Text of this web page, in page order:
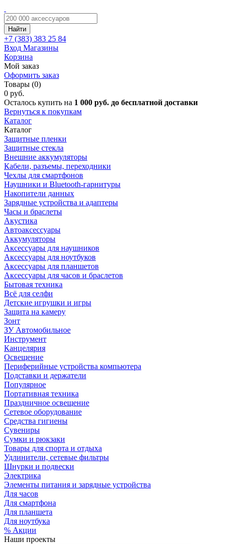
Найти
+7 (383) 383 25 84
Вход Магазины
Корзина
Мой заказ
Оформить заказ
Товары (0)
0 руб.
Осталось купить на 1 000 руб. до бесплатной доставки
Вернуться к покупкам
Каталог
Каталог
Защитные пленки
Защитные стекла
Внешние аккумуляторы
Кабели, разъемы, переходники
Чехлы для смартфонов
Наушники и Bluetooth-гарнитуры
Накопители данных
Зарядные устройства и адаптеры
Часы и браслеты
Акустика
Автоаксессуары
Аккумуляторы
Аксессуары для наушников
Аксессуары для ноутбуков
Аксессуары для планшетов
Аксессуары для часов и браслетов
Бытовая техника
Всё для селфи
Детские игрушки и игры
Защита на камеру
Зонт
ЗУ Автомобильное
Инструмент
Канцелярия
Освещение
Периферийные устройства компьютера
Подставки и держатели
Популярное
Портативная техника
Праздничное освещение
Сетевое оборудование
Средства гигиены
Сувениры
Сумки и рюкзаки
Товары для спорта и отдыха
Удлинители, сетевые фильтры
Шнурки и подвески
Электрика
Элементы питания и зарядные устройства
Для часов
Для смартфона
Для планшета
Для ноутбука
% Акции
Наши проекты